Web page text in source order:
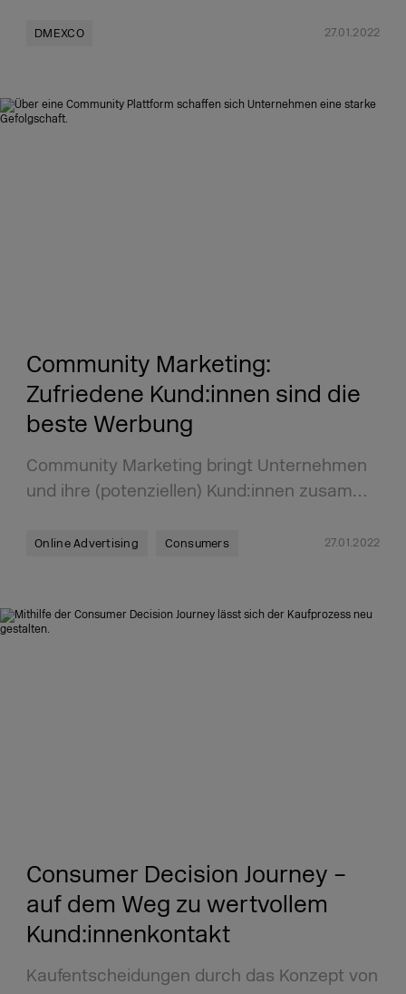
DMEXCO 27.01.2022
Community Marketing:
Zufriedene Kund:innen sind die
beste Werbung
Community Marketing bringt Unternehmen
und ihre (potenziellen) Kund:innen zusam…
Online Advertising Consumers 27.01.2022
Consumer Decision Journey –
auf dem Weg zu wertvollem
Kund:innenkontakt
Kaufentscheidungen durch das Konzept von